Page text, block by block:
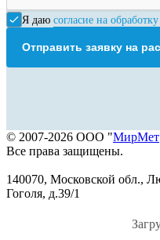
Я даю согласие на
Отправить заявку на
© 2007-2026 ООО "МирМет
Все права защищены.
140070, Московской обл.,
Гоголя, д.39/1